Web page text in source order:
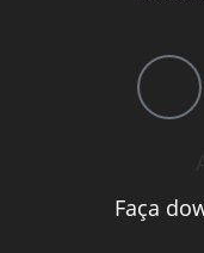
Faça